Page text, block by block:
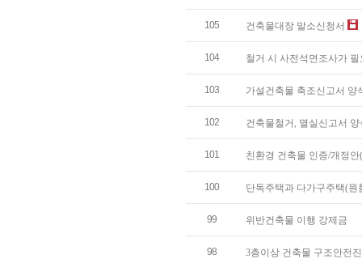
105 건축물대장 말소신청서
104 철거 시 사전석면조사가
103 가설건축물 축조신고서 양
102 건축물철거, 멸실신고서 양
101 친환경 건축물 인증/개정안
100 단독주택과 다가구주택(원
99 위반건축물 이행 강제금
98 3층이상 건축물 구조안전